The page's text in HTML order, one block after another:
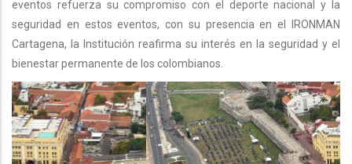
eventos refuerza su compromiso con el deporte nacional y la
seguridad en estos eventos, con su presencia en el IRONMAN
Cartagena, la Institución reafirma su interés en la seguridad y el
bienestar permanente de los colombianos.